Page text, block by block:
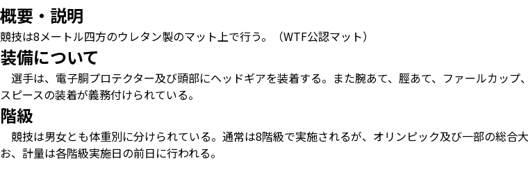
概要・説明
競技は8メートル四方のウレタン製のマット上で行う。（WTF公認マット）
装備について
選手は、電子胴プロテクター及び頭部にヘッドギアを装着する。また腕あて、脛あて、ファールカップ
スピースの装着が義務付けられている。
階級
競技は男女とも体重別に分けられている。通常は8階級で実施されるが、オリンピック及び一部の総合
お、計量は各階級実施日の前日に行われる。